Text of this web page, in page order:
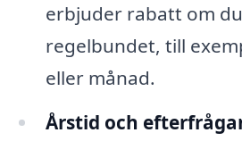
erbjuder rabatt om
regelbundet, till
eller månad.
Årstid och